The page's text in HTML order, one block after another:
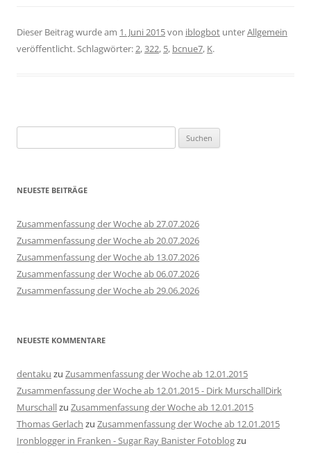
Dieser Beitrag wurde am 1. Juni 2015von iblogbot unterAllgemein
veröffentlicht. Schlagwörter:2,322, 5, bcnue7, K.
nach:
NEUESTE BEITRÄGE
Zusammenfassung der Woche ab 27.07.2026
Zusammenfassung der Woche ab 20.07.2026
Zusammenfassung der Woche ab 13.07.2026
Zusammenfassung der Woche ab 06.07.2026
Zusammenfassung der Woche ab 29.06.2026
NEUESTE KOMMENTARE
dentaku zu Zusammenfassung der Woche ab 12.01.2015
Zusammenfassung der Woche ab 12.01.2015 - Dirk MurschallDirk
Murschallzu Zusammenfassung der Woche ab 12.01.2015
Thomas Gerlach zu Zusammenfassung der Woche ab 12.01.2015
Ironblogger in Franken - Sugar Ray Banister Fotoblogzu